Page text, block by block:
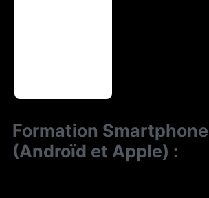
Formation
(Androïd et Apple) :